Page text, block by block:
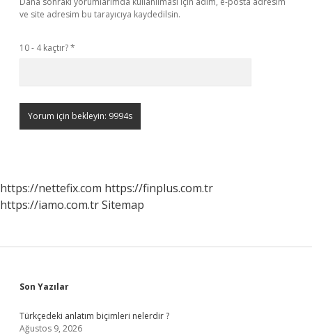
ve site adresim bu tarayıcıya kaydedilsin.
10 - 4 kaçtır?*
https://nettefix.com https://finplus.com.tr
https://iamo.com.trSitemap
Sidebar
Son Yazılar
Türkçedeki anlatım biçimleri nelerdir ?
Ağustos 9, 2026